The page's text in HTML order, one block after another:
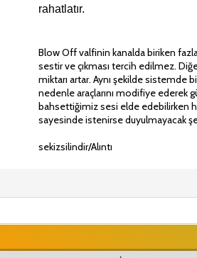
rahatlatır.
Blow Off valfinin kanalda biriken fazla
sestir ve çıkması tercih edilmez.
miktarı artar. Aynı şekilde sistemde
nedenle araçlarını modifiye
bahsettiğimiz sesi elde edebilirken
sayesinde istenirse duyulmayacak
sekizsilindir/Alıntı